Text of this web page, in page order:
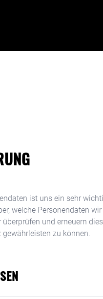
ist uns ein sehr
welche Personendaten
und erneuern
zu können.